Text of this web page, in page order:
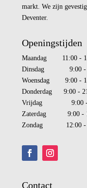
markt. We zijn
Deventer.
Openingstijden
Maandag 11:00 -
Dinsdag 9:00 -
Woensdag 9:00 -
Donderdag 9:00 -
Vrijdag 9:00 -
Zaterdag 9:00 -
Zondag 12:00 -
Contact